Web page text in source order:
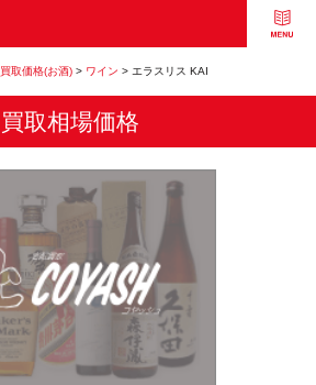
買取価格(お酒)> ワイン > エラスリス KAI
買取相場価格